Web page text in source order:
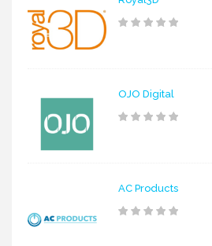
OJO Digital
AC Products